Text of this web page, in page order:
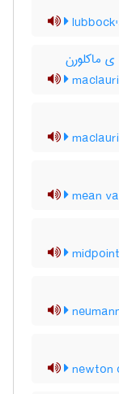
ی ماکلورن
mean
newton